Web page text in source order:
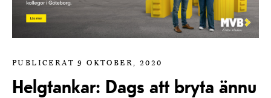
PUBLICERAT 9 OKTOBER, 2020
Helgtankar: Dags att bryta ännu